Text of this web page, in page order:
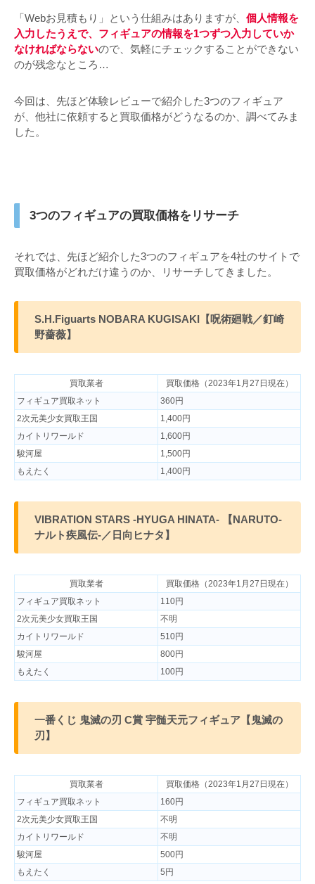
「Webお見積もり」という仕組みはありますが、 個人情報を
入力したうえで、フィギュアの情報を1つずつ入力していか
なければならないので、気軽にチェックすることができない
のが残念なところ…
今回は、先ほど体験レビューで紹介した3つのフィギュア
が、他社に依頼すると買取価格がどうなるのか、調べてみま
した。
3つのフィギュアの買取価格をリサーチ
それでは、先ほど紹介した3つのフィギュアを4社のサイトで
買取価格がどれだけ違うのか、リサーチしてきました。
S.H.Figuarts NOBARA KUGISAKI【呪術廻戦／釘崎
野薔薇】
買取業者
買取価格（2023年1月27日現在）
フィギュア買取ネット
360円
2次元美少女買取王国
1,400円
カイトリワールド
1,600円
駿河屋
1,500円
もえたく
1,400円
VIBRATION STARS -HYUGA HINATA- 【NARUTO-
ナルト疾風伝-／日向ヒナタ】
買取業者
買取価格（2023年1月27日現在）
フィギュア買取ネット
110円
2次元美少女買取王国
不明
カイトリワールド
510円
駿河屋
800円
もえたく
100円
一番くじ 鬼滅の刃 C賞 宇髄天元フィギュア【鬼滅の
刃】
買取業者
買取価格（2023年1月27日現在）
フィギュア買取ネット
160円
2次元美少女買取王国
不明
カイトリワールド
不明
駿河屋
500円
もえたく
5円